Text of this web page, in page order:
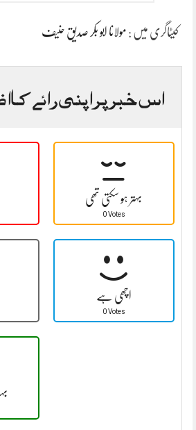
کیٹاگری میں : مولانا ابو بکر صدیق حنیف
اس خبر پر اپنی رائے کا
بہتر ہو سکتی تھی
0 Votes
اچھی ہے
0 Votes